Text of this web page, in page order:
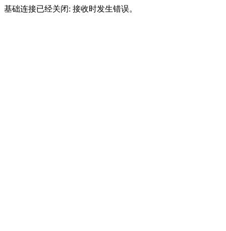
基础连接已经关闭: 接收时发生错误。